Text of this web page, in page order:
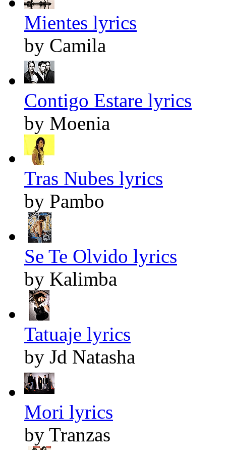
Mientes lyrics
by Camila
Contigo Estare lyrics
by Moenia
Tras Nubes lyrics
by Pambo
Se Te Olvido lyrics
by Kalimba
Tatuaje lyrics
by Jd Natasha
Mori lyrics
by Tranzas